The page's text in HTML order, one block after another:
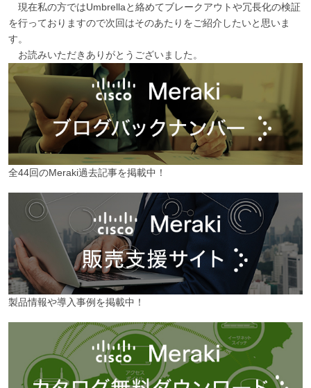
現在私の方ではUmbrellaと絡めてブレークアウトや冗長化の検証
を行っておりますので次回はそのあたりをご紹介したいと思いま
す。
お読みいただきありがとうございました。
全44回のMeraki過去記事を掲載中！
製品情報や導入事例を掲載中！